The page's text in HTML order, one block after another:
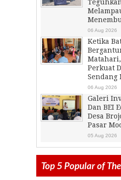
06 Aug 2026
Ketika
Matahari,
Perkuat
Sendang
06 Aug 2026
Galeri
Dan BEI
Desa
Pasar
05 Aug 2026
Top 5 Popular of